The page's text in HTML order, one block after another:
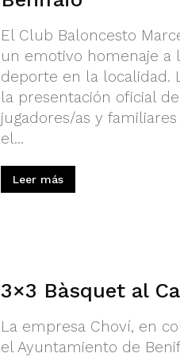
El Club Baloncesto
un emotivo homenaje
deporte en la localidad.
la presentación oficial
jugadores/as y
el...
Leer más
3×3 Bàsquet al
La empresa Choví, en
el Ayuntamiento de